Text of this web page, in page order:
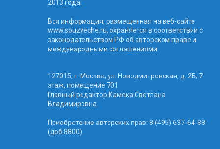
2013 года.
Вся информация, размещенная на веб-сайте
www.souzveche.ru, охраняется в соответствии с
законодательством РФ об авторском праве и
международными соглашениями.
127015, г. Москва, ул. Новодмитровская, д. 2Б, 7
этаж, помещение 701
Главный редактор Камека Светлана
Владимировна
Приобретение авторских прав: 8 (495) 637-64-88
(доб.8800)